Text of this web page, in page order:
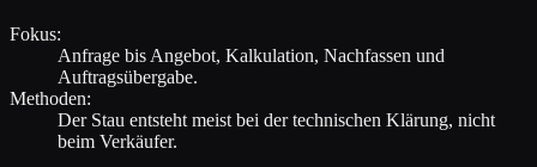
Fokus:
Anfrage bis Angebot, Kalkulation, Nachfassen und
Auftragsübergabe.
Methoden:
Der Stau entsteht meist bei der technischen Klärung, nicht
beim Verkäufer.